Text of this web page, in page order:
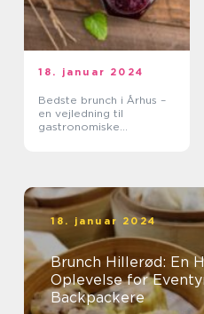
18. januar 2024
Bedste brunch i Århus –
en vejledning til
gastronomiske
18. januar 2024
Brunch Hillerød: En
Oplevelse for
Backpackere